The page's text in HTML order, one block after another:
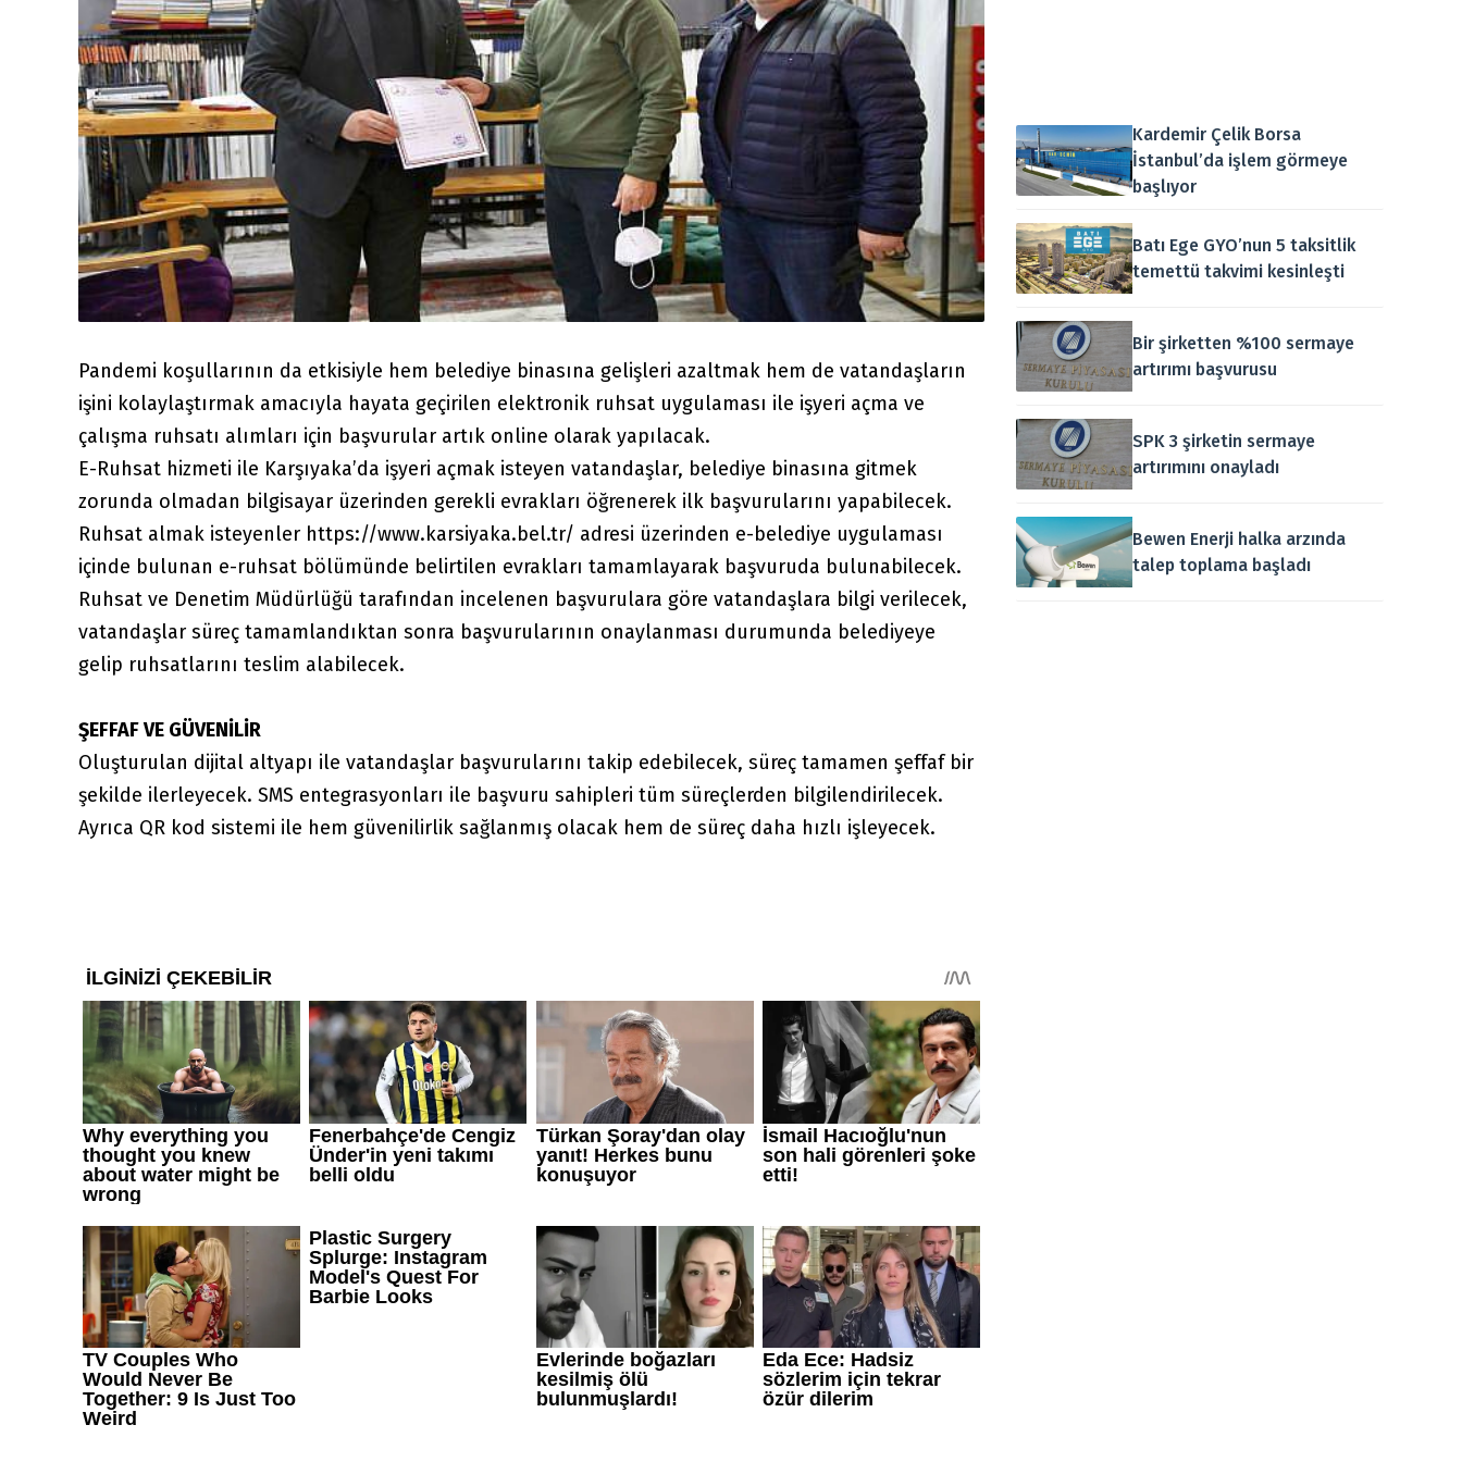
Pandemi koşullarının da etkisiyle hem belediye binasına gelişleri azaltmak hem de vatandaşların
işini kolaylaştırmak amacıyla hayata geçirilen elektronik ruhsat uygulaması ile işyeri açma ve
çalışma ruhsatı alımları için başvurular artık online olarak yapılacak.
E-Ruhsat hizmeti ile Karşıyaka’da işyeri açmak isteyen vatandaşlar, belediye binasına gitmek
zorunda olmadan bilgisayar üzerinden gerekli evrakları öğrenerek ilk başvurularını yapabilecek.
Ruhsat almak isteyenler https://www.karsiyaka.bel.tr/ adresi üzerinden e-belediye uygulaması
içinde bulunan e-ruhsat bölümünde belirtilen evrakları tamamlayarak başvuruda bulunabilecek.
Ruhsat ve Denetim Müdürlüğü tarafından incelenen başvurulara göre vatandaşlara bilgi verilecek,
vatandaşlar süreç tamamlandıktan sonra başvurularının onaylanması durumunda belediyeye
gelip ruhsatlarını teslim alabilecek.
ŞEFFAF VE GÜVENİLİR
Oluşturulan dijital altyapı ile vatandaşlar başvurularını takip edebilecek, süreç tamamen şeffaf bir
şekilde ilerleyecek. SMS entegrasyonları ile başvuru sahipleri tüm süreçlerden bilgilendirilecek.
Ayrıca QR kod sistemi ile hem güvenilirlik sağlanmış olacak hem de süreç daha hızlı işleyecek.
Kardemir Çelik Borsa
İstanbul’da işlem görmeye
başlıyor
Batı Ege GYO’nun 5 taksitlik
temettü takvimi kesinleşti
Bir şirketten %100 sermaye
artırımı başvurusu
SPK 3 şirketin sermaye
artırımını onayladı
Bewen Enerji halka arzında
talep toplama başladı